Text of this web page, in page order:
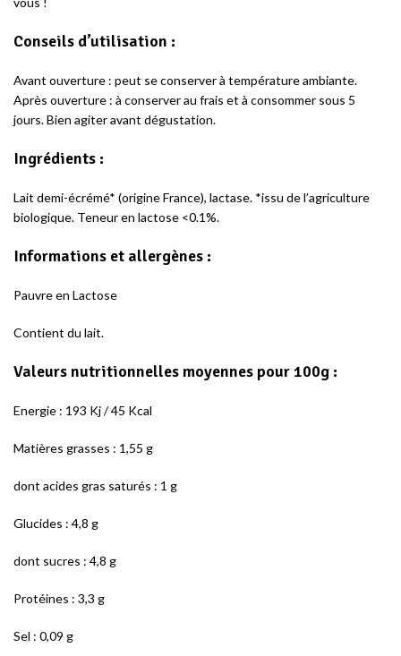
Conseils d’utilisation :
Avant ouverture : peut se conserver à température ambiante.
Après ouverture : à conserver au frais et à consommer sous 5
jours. Bien agiter avant dégustation.
Ingrédients :
Lait demi-écrémé* (origine France), lactase. *issu de l’agriculture
biologique. Teneur en lactose <0.1%.
Informations et allergènes :
Pauvre en Lactose
Contient du lait.
Valeurs nutritionnelles moyennes pour 100g :
Energie : 193 Kj / 45 Kcal
Matières grasses : 1,55 g
dont acides gras saturés : 1 g
Glucides : 4,8 g
dont sucres : 4,8 g
Protéines : 3,3 g
Sel : 0,09 g